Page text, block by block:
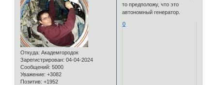
Откуда: Академгородок
Зарегистрирован: 04-04-2024
Сообщений: 5000
Уважение: +3082
Позитив: +1952
то предположу, что это
автономный генератор.
0